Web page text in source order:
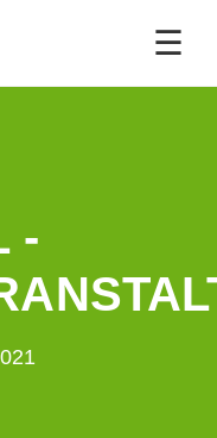
☰
-